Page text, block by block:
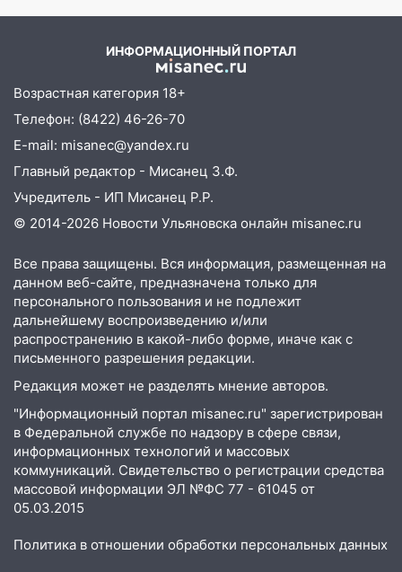
08:30 Поджог со свечой, 16 сгоревших
домов и выстрел за водку
Какая погоды будет днем 8
августа
06:45 Императорский мост в
Ульяновске останется закрытым до
утра 10 августа
05:18 Судьба готовит сюрприз: гороскоп
на 8 августа — кому повезет с
встреча
04:47 В Ульяновской области объявили
ракетную опасность: звучат сирены
07.08.2026
20:40 Ульяновские аграрии смогут
купить тракторы с отсрочкой платежа
до декабря
19:34 В следственном управлении
состоялось торжественное
мероприятие, приуроченное к
празднованию Дня сотрудника органов
следствия Российской Федерации
19:30
Ульяновцев приглашают
ИНФОРМАЦИОННЫЙ ПОРТАЛ
Возрастная категория 18+
Телефон: (8422) 46-26-70
E-mail: misanec@yandex.ru
Главный редактор - Мисанец З.Ф.
Учредитель - ИП Мисанец Р.Р.
© 2014-2026 Новости Ульяновска онлайн misanec.ru
Все права защищены. Вся информация, размещенная на
данном веб-сайте, предназначена только для
персонального пользования и не подлежит
дальнейшему воспроизведению и/или
распространению в какой-либо форме, иначе как с
письменного разрешения редакции.
Редакция может не разделять мнение авторов.
"Информационный портал misanec.ru" зарегистрирован
в Федеральной службе по надзору в сфере связи,
информационных технологий и массовых
коммуникаций. Свидетельство о регистрации средства
массовой информации ЭЛ №ФС 77 - 61045 от
05.03.2015
Политика в отношении обработки персональных данных